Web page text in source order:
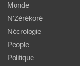
Monde
N'Zérékoré
Nécrologie
People
Politique